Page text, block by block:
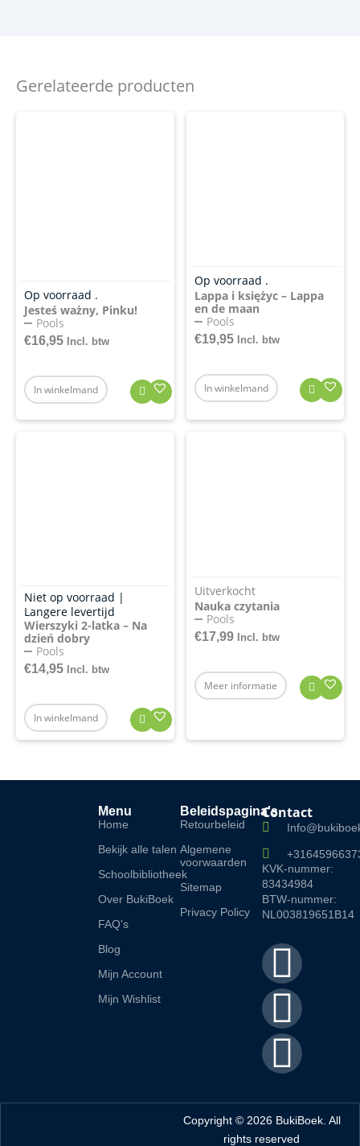
Gerelateerde producten
Op voorraad .
Jesteś ważny, Pinku!
Pools
€16,95 Incl. btw
In winkelmand
Op voorraad .
Lappa i księżyc – Lappa
en de maan
Pools
€19,95 Incl. btw
In winkelmand
Niet op voorraad |
Langere levertijd
Wierszyki 2-latka – Na
dzień dobry
Pools
€14,95 Incl. btw
In winkelmand
Uitverkocht
Nauka czytania
Pools
€17,99 Incl. btw
Meer informatie
Menu
Home
Bekijk alle talen
Schoolbibliotheek
Over BukiBoek
FAQ's
Blog
Mijn Account
Mijn Wishlist
Beleidspagina's
Retourbeleid
Algemene
voorwaarden
Sitemap
Privacy Policy
Contact
KVK-nummer:
83434984
BTW-nummer:
NL003819651B14
F
a
c
e
b
I
n
s
t
a
L
i
n
k
e
Copyright © 2026 BukiBoek. All
rights reserved